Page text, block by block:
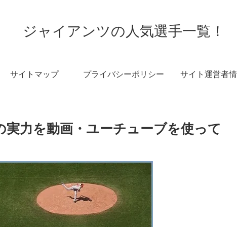
ジャイアンツの人気選手一覧！
サイトマップ プライバシーポリシー サイト運営者
実力を動画・ユーチューブを使って